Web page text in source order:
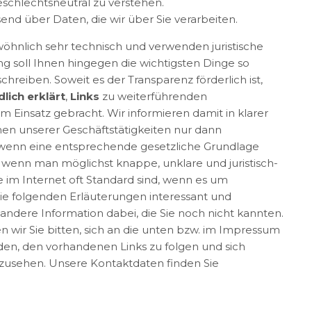
über Daten, die wir über Sie verarbeiten.
sehr technisch und verwenden juristische
soll Ihnen hingegen die wichtigsten Dinge so
Soweit es der Transparenz förderlich ist,
erklärt, Links zu weiterführenden
Einsatz gebracht. Wir informieren damit in klarer
unserer Geschäftstätigkeiten nur dann
eine entsprechende gesetzliche Grundlage
man möglichst knappe, unklare und juristisch-
Internet oft Standard sind, wenn es um
folgenden Erläuterungen interessant und
Information dabei, die Sie noch nicht kannten.
Sie bitten, sich an die unten bzw. im Impressum
den vorhandenen Links zu folgen und sich
Unsere Kontaktdaten finden Sie